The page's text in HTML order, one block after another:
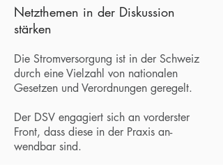
Netzthemen in der Diskussion
stärken
Die Stromversorgung ist in der Schweiz
durch eine Vielzahl von nationalen
Gesetzen und Verordnungen geregelt.
Der DSV engagiert sich an vorderster
Front, dass diese in der Praxis an-
wendbar sind.